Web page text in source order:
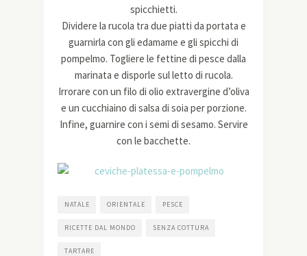
spicchietti.
Dividere la rucola tra due piatti da portata e
guarnirla con gli edamame e gli spicchi di
pompelmo. Togliere le fettine di pesce dalla
marinata e disporle sul letto di rucola.
Irrorare con un filo di olio extravergine d’oliva
e un cucchiaino di salsa di soia per porzione.
Infine, guarnire con i semi di sesamo. Servire
con le bacchette.
NATALE ORIENTALE PESCE
RICETTE DAL MONDO SENZA COTTURA
TARTARE